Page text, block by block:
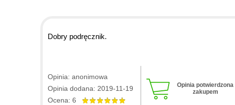
Dobry podręcznik.
Opinia: anonimowa
Opinia dodana: 2019-11-19
Ocena: 6
Opinia potwierdzona
zakupem